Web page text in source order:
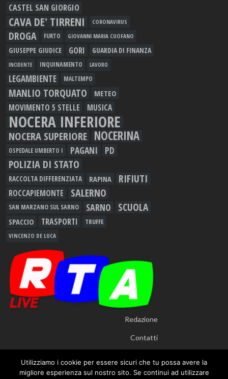
CASTEL SAN GIORGIO
CAVA DE' TIRRENI CORONAVIRUS
DROGA FURTO GIOVANNI MARIA CUOFANO
GIUSEPPE GIUDICE GORI GUARDIA DI FINANZA
INCIDENTE INQUINAMENTO LAVORO
LEGAMBIENTE MALTEMPO
MANLIO TORQUATO METEO
MOVIMENTO 5 STELLE MUSICA
NOCERA INFERIORE
NOCERA SUPERIORE NOCERINA
OSPEDALE UMBERTO I PAGANI PD
POLIZIA DI STATO
RACCOLTA DIFFERENZIATA RAPINA RIFIUTI
ROCCAPIEMONTE SALERNO
SAN MARZANO SUL SARNO SARNO SCUOLA
SPACCIO TRASPORTI TRUFFE
VINCENZO DE LUCA
Redazione
Contatti
Utilizziamo i cookie per essere sicuri che tu possa avere la
migliore esperienza sul nostro sito. Se continui ad utilizzare